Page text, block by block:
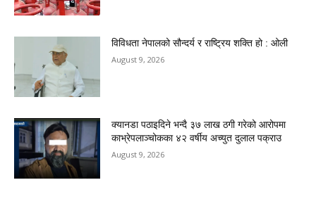
विविधता नेपालको सौन्दर्य र राष्ट्रिय शक्ति हो : ओली
August 9, 2026
क्यानडा पठाइदिने भन्दै ३७ लाख ठगी गरेको आरोपमा
काभ्रेपलाञ्चोकका ४२ वर्षीय अच्युत दुलाल पक्राउ
August 9, 2026